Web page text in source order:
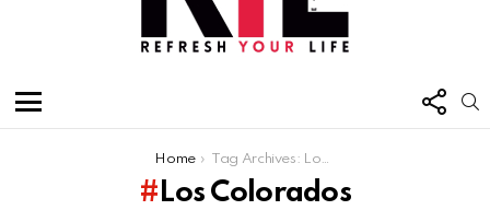
US
Home Tag Archives: Los Colorados
Los Colorados